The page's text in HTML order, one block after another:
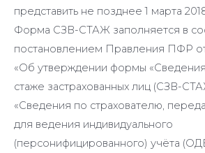
представить не позднее 1 марта
Форма СЗВ-СТАЖ заполняется в
постановлением Правления ПФР от
«Об утверждении формы
стаже застрахованных лиц (СЗВ-
«Сведения по страхователю,
для ведения индивидуального
(персонифицированного) учёта